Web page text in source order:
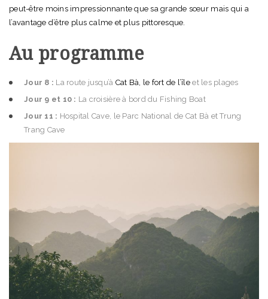
peut-être moins impressionnante que sa grande sœur mais qui a
l’avantage d’être plus calme et plus pittoresque.
Au programme
Jour 8 : La route jusqu’à Cat Bà, le fort de l’île et les plages
Jour 9 et 10 : La croisière à bord du Fishing Boat
Jour 11 : Hospital Cave, le Parc National de Cat Bà et Trung
Trang Cave